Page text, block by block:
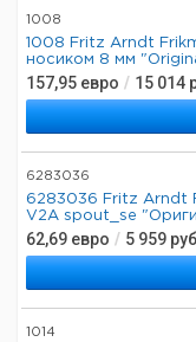
1008
1008 Fritz Arndt
носиком 8 мм
157,95 евро / 15 014
6283036
6283036 Fritz Arndt
V2A spout_se
62,69 евро / 5 959
1014